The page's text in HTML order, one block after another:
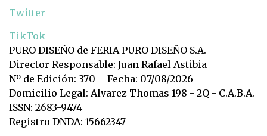
Twitter
TikTok
PURO DISEÑO de FERIA PURO DISEÑO S.A.
Director Responsable: Juan Rafael Astibia
Nº de Edición: 370 – Fecha: 07/08/2026
Domicilio Legal: Alvarez Thomas 198 - 2Q - C.A.B.A.
ISSN: 2683-9474
Registro DNDA: 15662347